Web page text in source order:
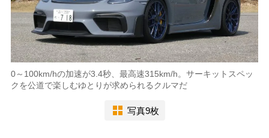
0～100km/hの加速が3.4秒、最高速315km/h。サーキットスペッ
クを公道で楽しむゆとりが求められるクルマだ
写真9枚